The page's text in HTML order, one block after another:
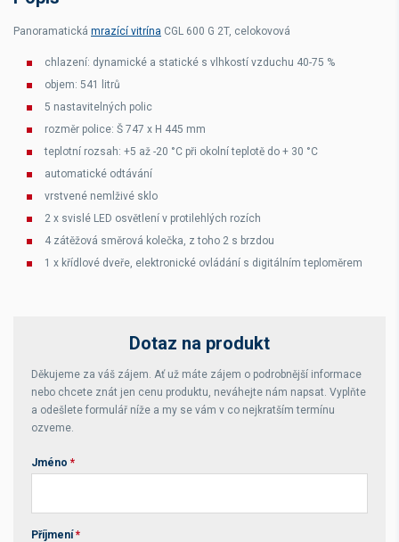
Panoramatická mrazící vitrína CGL 600 G 2T, celokovová
chlazení: dynamické a statické s vlhkostí vzduchu 40-75 %
objem: 541 litrů
5 nastavitelných polic
rozměr police: Š 747 x H 445 mm
teplotní rozsah: +5 až -20 °C při okolní teplotě do + 30 °C
automatické odtávání
vrstvené nemlživé sklo
2 x svislé LED osvětlení v protilehlých rozích
4 zátěžová směrová kolečka, z toho 2 s brzdou
1 x křídlové dveře, elektronické ovládání s digitálním teploměrem
Dotaz na produkt
Děkujeme za váš zájem. Ať už máte zájem o podrobnější informace
nebo chcete znát jen cenu produktu, neváhejte nám napsat. Vyplňte
a odešlete formulář níže a my se vám v co nejkratším termínu
ozveme.
Jméno *
Příjmení *